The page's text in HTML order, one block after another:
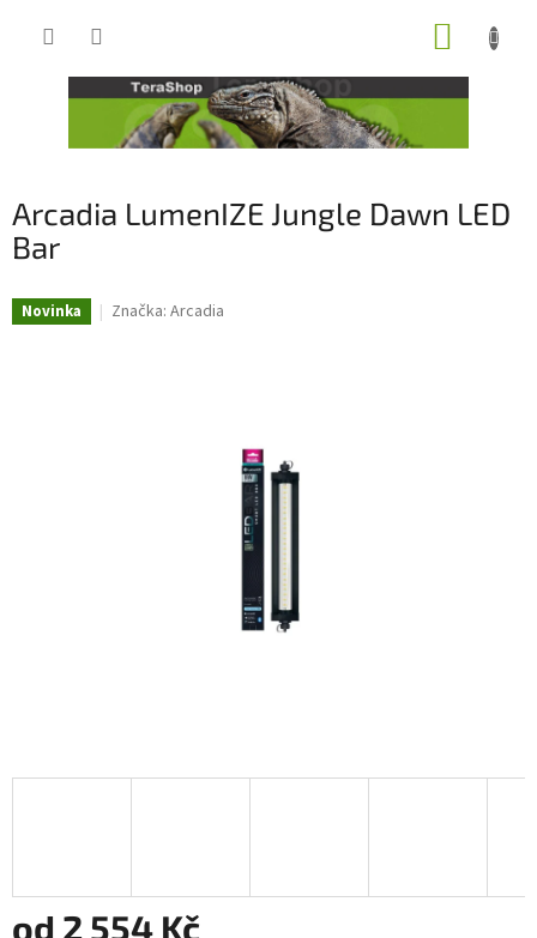
Arcadia LumenIZE Jungle Dawn LED
Bar
Novinka Značka: Arcadia
od 2 554 Kč